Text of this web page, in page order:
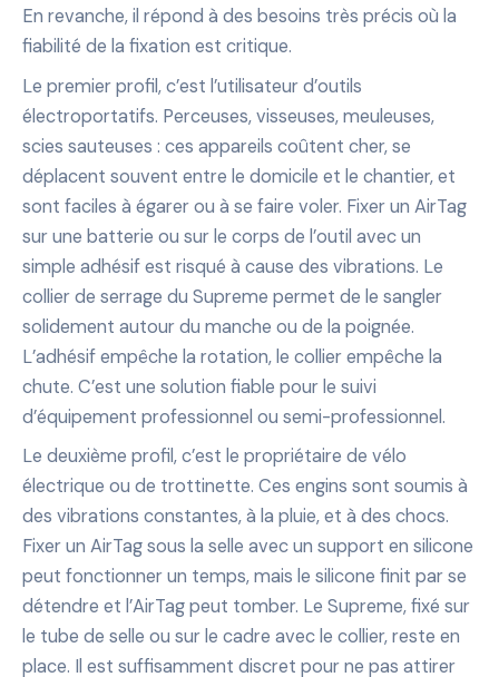
En revanche, il répond à des besoins très précis où la
fiabilité de la fixation est critique.
Le premier profil, c’est l’utilisateur d’outils
électroportatifs. Perceuses, visseuses, meuleuses,
scies sauteuses : ces appareils coûtent cher, se
déplacent souvent entre le domicile et le chantier, et
sont faciles à égarer ou à se faire voler. Fixer un AirTag
sur une batterie ou sur le corps de l’outil avec un
simple adhésif est risqué à cause des vibrations. Le
collier de serrage du Supreme permet de le sangler
solidement autour du manche ou de la poignée.
L’adhésif empêche la rotation, le collier empêche la
chute. C’est une solution fiable pour le suivi
d’équipement professionnel ou semi-professionnel.
Le deuxième profil, c’est le propriétaire de vélo
électrique ou de trottinette. Ces engins sont soumis à
des vibrations constantes, à la pluie, et à des chocs.
Fixer un AirTag sous la selle avec un support en silicone
peut fonctionner un temps, mais le silicone finit par se
détendre et l’AirTag peut tomber. Le Supreme, fixé sur
le tube de selle ou sur le cadre avec le collier, reste en
place. Il est suffisamment discret pour ne pas attirer